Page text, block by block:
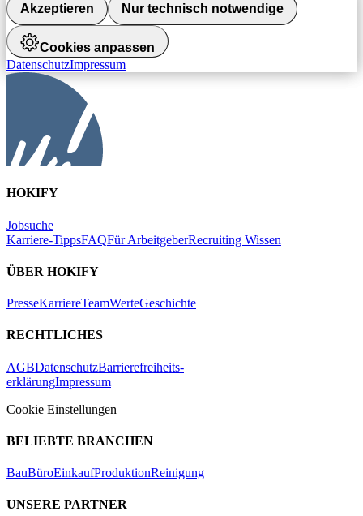
Akzeptieren Nur technisch notwendige
Cookies anpassen
DatenschutzImpressum
HOKIFY
Jobsuche
Karriere-TippsFAQFür ArbeitgeberRecruiting Wissen
ÜBER HOKIFY
PresseKarriereTeamWerteGeschichte
RECHTLICHES
AGBDatenschutzBarrierefreiheits-
erklärungImpressum
Cookie Einstellungen
BELIEBTE BRANCHEN
BauBüroEinkaufProduktionReinigung
UNSERE PARTNER